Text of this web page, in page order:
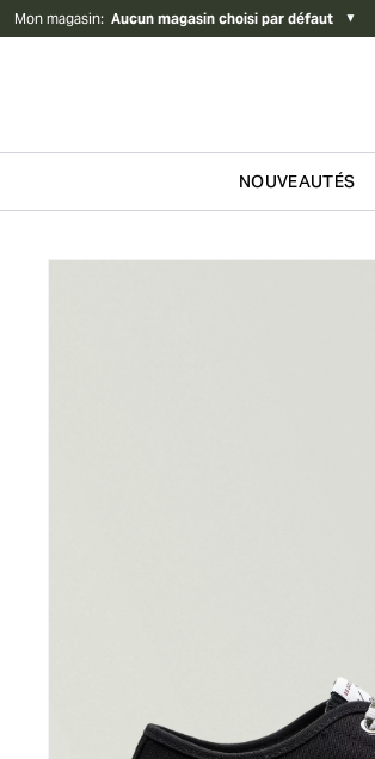
Mon magasin: Aucun magasin choisi par défaut ▼
NOUVEAUTÉS